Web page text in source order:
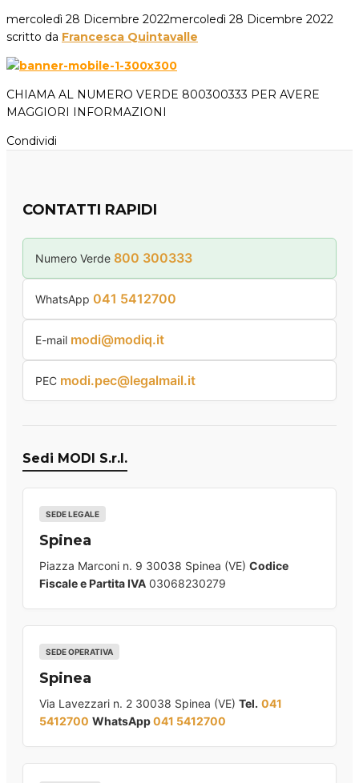
mercoledì 28 Dicembre 2022mercoledì 28 Dicembre 2022
scritto da Francesca Quintavalle
CHIAMA AL NUMERO VERDE 800300333 PER AVERE
MAGGIORI INFORMAZIONI
Condividi
CONTATTI RAPIDI
Numero Verde 800 300333
WhatsApp 041 5412700
E-mail modi@modiq.it
PEC modi.pec@legalmail.it
Sedi MODI S.r.l.
SEDE LEGALE
Spinea
Piazza Marconi n. 9 30038 Spinea (VE) Codice
Fiscale e Partita IVA 03068230279
SEDE OPERATIVA
Spinea
Via Lavezzari n. 2 30038 Spinea (VE) Tel. 041
5412700 WhatsApp041 5412700